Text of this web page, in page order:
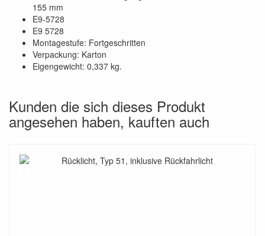
155 mm
E9-5728
E9 5728
Montagestufe: Fortgeschritten
Verpackung: Karton
Eigengewicht: 0,337 kg.
Kunden die sich dieses Produkt
angesehen haben, kauften auch